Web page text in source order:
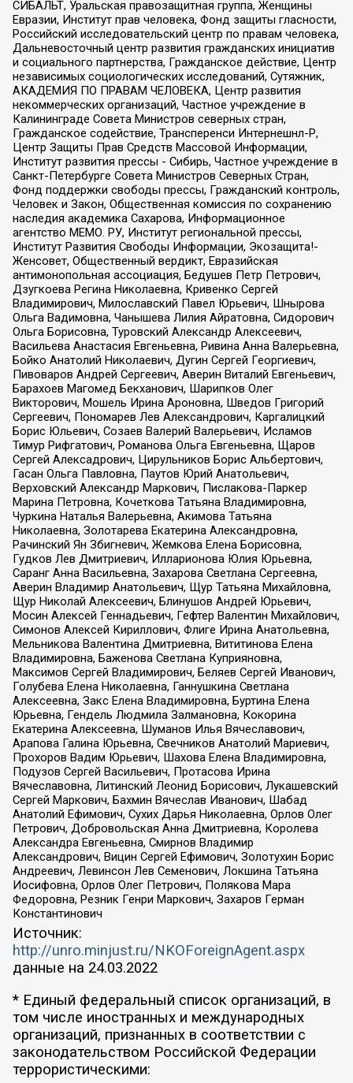
СИБАЛЬТ, Уральская правозащитная группа, Женщины
Евразии, Институт прав человека, Фонд защиты гласности,
Российский исследовательский центр по правам человека,
Дальневосточный центр развития гражданских инициатив
и социального партнерства, Гражданское действие, Центр
независимых социологических исследований, Сутяжник,
АКАДЕМИЯ ПО ПРАВАМ ЧЕЛОВЕКА, Центр развития
некоммерческих организаций, Частное учреждение в
Калининграде Совета Министров северных стран,
Гражданское содействие, Трансперенси Интернешнл-Р,
Центр Защиты Прав Средств Массовой Информации,
Институт развития прессы - Сибирь, Частное учреждение в
Санкт-Петербурге Совета Министров Северных Стран,
Фонд поддержки свободы прессы, Гражданский контроль,
Человек и Закон, Общественная комиссия по сохранению
наследия академика Сахарова, Информационное
агентство МЕМО. РУ, Институт региональной прессы,
Институт Развития Свободы Информации, Экозащита!-
Женсовет, Общественный вердикт, Евразийская
антимонопольная ассоциация, Бедушев Петр Петрович,
Дзугкоева Регина Николаевна, Кривенко Сергей
Владимирович, Милославский Павел Юрьевич, Шнырова
Ольга Вадимовна, Чанышева Лилия Айратовна, Сидорович
Ольга Борисовна, Туровский Александр Алексеевич,
Васильева Анастасия Евгеньевна, Ривина Анна Валерьевна,
Бойко Анатолий Николаевич, Дугин Сергей Георгиевич,
Пивоваров Андрей Сергеевич, Аверин Виталий Евгеньевич,
Барахоев Магомед Бекханович, Шарипков Олег
Викторович, Мошель Ирина Ароновна, Шведов Григорий
Сергеевич, Пономарев Лев Александрович, Каргалицкий
Борис Юльевич, Созаев Валерий Валерьевич, Исламов
Тимур Рифгатович, Романова Ольга Евгеньевна, Щаров
Сергей Алексадрович, Цирульников Борис Альбертович,
Гасан Ольга Павловна, Паутов Юрий Анатольевич,
Верховский Александр Маркович, Пислакова-Паркер
Марина Петровна, Кочеткова Татьяна Владимировна,
Чуркина Наталья Валерьевна, Акимова Татьяна
Николаевна, Золотарева Екатерина Александровна,
Рачинский Ян Збигневич, Жемкова Елена Борисовна,
Гудков Лев Дмитриевич, Илларионова Юлия Юрьевна,
Саранг Анна Васильевна, Захарова Светлана Сергеевна,
Аверин Владимир Анатольевич, Щур Татьяна Михайловна,
Щур Николай Алексеевич, Блинушов Андрей Юрьевич,
Мосин Алексей Геннадьевич, Гефтер Валентин Михайлович,
Симонов Алексей Кириллович, Флиге Ирина Анатольевна,
Мельникова Валентина Дмитриевна, Вититинова Елена
Владимировна, Баженова Светлана Куприяновна,
Максимов Сергей Владимирович, Беляев Сергей Иванович,
Голубева Елена Николаевна, Ганнушкина Светлана
Алексеевна, Закс Елена Владимировна, Буртина Елена
Юрьевна, Гендель Людмила Залмановна, Кокорина
Екатерина Алексеевна, Шуманов Илья Вячеславович,
Арапова Галина Юрьевна, Свечников Анатолий Мариевич,
Прохоров Вадим Юрьевич, Шахова Елена Владимировна,
Подузов Сергей Васильевич, Протасова Ирина
Вячеславовна, Литинский Леонид Борисович, Лукашевский
Сергей Маркович, Бахмин Вячеслав Иванович, Шабад
Анатолий Ефимович, Сухих Дарья Николаевна, Орлов Олег
Петрович, Добровольская Анна Дмитриевна, Королева
Александра Евгеньевна, Смирнов Владимир
Александрович, Вицин Сергей Ефимович, Золотухин Борис
Андреевич, Левинсон Лев Семенович, Локшина Татьяна
Иосифовна, Орлов Олег Петрович, Полякова Мара
Федоровна, Резник Генри Маркович, Захаров Герман
Константинович
Источник:
http://unro.minjust.ru/NKOForeignAgent.aspx
данные на 24.03.2022
* Единый федеральный список организаций, в
том числе иностранных и международных
организаций, признанных в соответствии с
законодательством Российской Федерации
террористическими: